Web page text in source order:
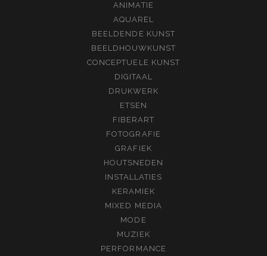
ANIMATIE
AQUAREL
BEELDENDE KUNST
BEELDHOUWKUNST
CONCEPTUELE KUNST
DIGITAAL
DRUKWERK
ETSEN
FIBERART
FOTOGRAFIE
GRAFIEK
HOUTSNEDEN
INSTALLATIES
KERAMIEK
MIXED MEDIA
MODE
MUZIEK
PERFORMANCE